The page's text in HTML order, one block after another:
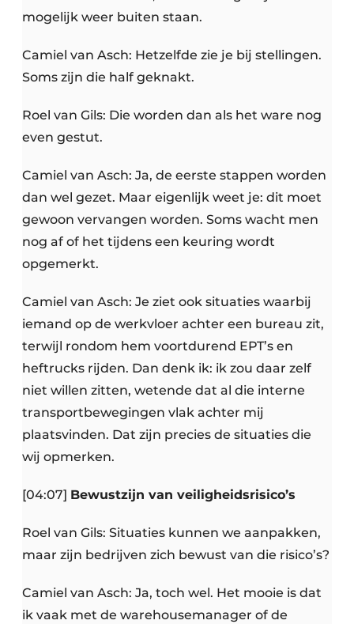
mogelijk weer buiten staan.
Camiel van Asch: Hetzelfde zie je bij stellingen.
Soms zijn die half geknakt.
Roel van Gils: Die worden dan als het ware nog
even gestut.
Camiel van Asch: Ja, de eerste stappen worden
dan wel gezet. Maar eigenlijk weet je: dit moet
gewoon vervangen worden. Soms wacht men
nog af of het tijdens een keuring wordt
opgemerkt.
Camiel van Asch: Je ziet ook situaties waarbij
iemand op de werkvloer achter een bureau zit,
terwijl rondom hem voortdurend EPT’s en
heftrucks rijden. Dan denk ik: ik zou daar zelf
niet willen zitten, wetende dat al die interne
transportbewegingen vlak achter mij
plaatsvinden. Dat zijn precies de situaties die
wij opmerken.
[04:07] Bewustzijn van veiligheidsrisico’s
Roel van Gils: Situaties kunnen we aanpakken,
maar zijn bedrijven zich bewust van die risico’s?
Camiel van Asch: Ja, toch wel. Het mooie is dat
ik vaak met de warehousemanager of de